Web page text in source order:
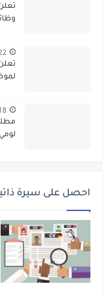
احصل على سيرة